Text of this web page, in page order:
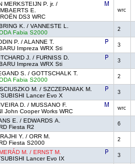
MERKSTEIJN P. jr. /
E.
DS3 WRC
wrc
K. / VANNESTE L.
Fabia S2000
2
P. / ALANNE T.
Impreza WRX Sti
3
J. / FURNISS D.
Impreza WRX Sti
3
S. / GOTTSCHALK T.
Fabia S2000
2
M. / SZCZEPANIAK M.
Lancer Evo X
3
D. / MUSSANO F.
John Cooper Works WRC
wrc
E. / EDWARDS A.
Fiesta R2
6
Y. / ORR M.
Fiesta S2000
2
M. / ERNST M.
Lancer Evo IX
3